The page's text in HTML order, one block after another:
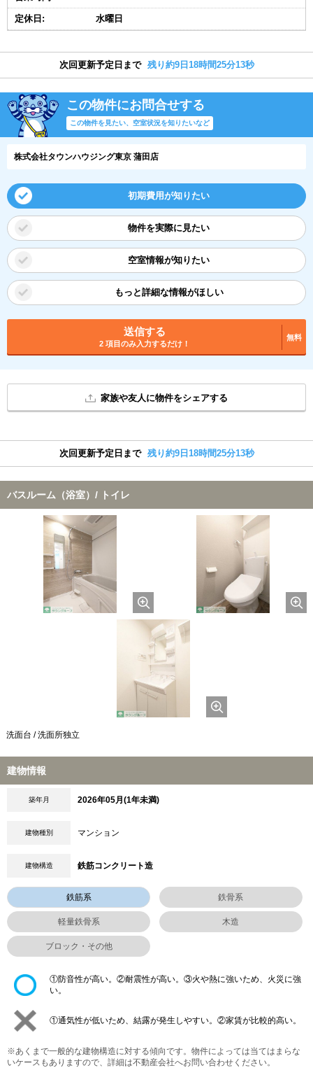
定休日: 水曜日
次回更新予定日まで 残り約9日18時間25分13秒
この物件にお問合せする
この物件を見たい、空室状況を知りたいなど
株式会社タウンハウジング東京 蒲田店
初期費用が知りたい
物件を実際に見たい
空室情報が知りたい
もっと詳細な情報がほしい
送信する
2 項目のみ入力するだけ！
無料
家族や友人に物件をシェアする
次回更新予定日まで 残り約9日18時間25分13秒
バスルーム（浴室）/ トイレ
洗面台 / 洗面所独立
建物情報
築年月 2026年05月(1年未満)
建物種別 マンション
建物構造 鉄筋コンクリート造
鉄筋系 鉄骨系
軽量鉄骨系 木造
ブロック・その他
①防音性が高い。②耐震性が高い。③火や熱に強いため、火災に強
い。
①通気性が低いため、結露が発生しやすい。②家賃が比較的高い。
※あくまで一般的な建物構造に対する傾向です。物件によっては当てはまらな
いケースもありますので、詳細は不動産会社へお問い合わせください。